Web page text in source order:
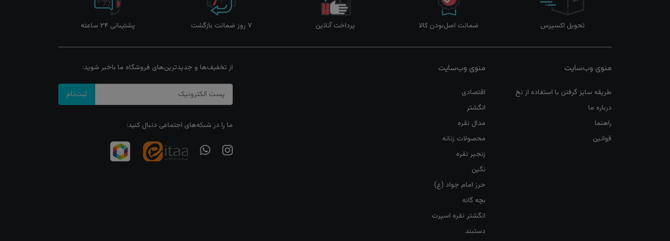
تحویل اکسپرس ضمانت اصل‌بودن کالا پرداخت آنلاین ۷ روز ضمانت بازگشت پشتیبانی ۲۴ ساعته
منوی وب‌سایت
طریقه سایز گرفتن با استفاده از نخ
درباره ما
راهنما
قوانین
منوی وب‌سایت
اقتصادی
انگشتر
مدال نقره
محصولات زنانه
زنجیر نقره
نگین
حرز امام جواد (ع)
بچه گانه
انگشتر نقره اسپرت
دستبند
از تخفیف‌ها و جدیدترین‌های فروشگاه ما باخبر شوید:
ثبت‌نام
ما را در شبکه‌های اجتماعی دنبال کنید: